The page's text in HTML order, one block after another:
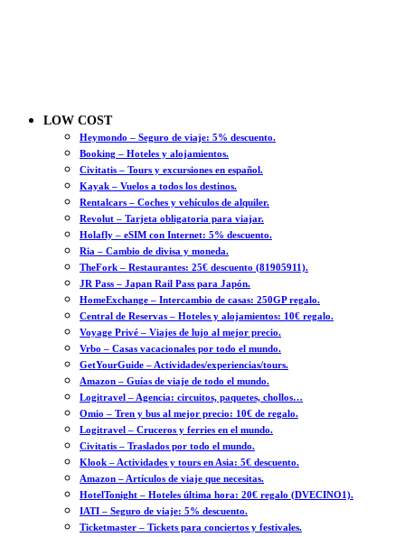
LOW COST
Heymondo – Seguro de viaje: 5% descuento.
Booking – Hoteles y alojamientos.
Civitatis – Tours y excursiones en español.
Kayak – Vuelos a todos los destinos.
Rentalcars – Coches y vehículos de alquiler.
Revolut – Tarjeta obligatoria para viajar.
Holafly – eSIM con Internet: 5% descuento.
Ria – Cambio de divisa y moneda.
TheFork – Restaurantes: 25€ descuento (81905911).
JR Pass – Japan Rail Pass para Japón.
HomeExchange – Intercambio de casas: 250GP regalo.
Central de Reservas – Hoteles y alojamientos: 10€ regalo.
Voyage Privé – Viajes de lujo al mejor precio.
Vrbo – Casas vacacionales por todo el mundo.
GetYourGuide – Actividades/experiencias/tours.
Amazon – Guías de viaje de todo el mundo.
Logitravel – Agencia: circuitos, paquetes, chollos…
Omio – Tren y bus al mejor precio: 10€ de regalo.
Logitravel – Cruceros y ferries en el mundo.
Civitatis – Traslados por todo el mundo.
Klook – Actividades y tours en Asia: 5€ descuento.
Amazon – Artículos de viaje que necesitas.
HotelTonight – Hoteles última hora: 20€ regalo (DVECINO1).
IATI – Seguro de viaje: 5% descuento.
Ticketmaster – Tickets para conciertos y festivales.